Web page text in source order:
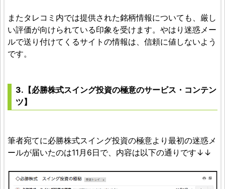
またタレコミ内では提供された銘柄情報についても、厳し
い評価が向けられている印象を受けます。やはり迷惑メー
ルで送り付けてくるサイトの情報は、信頼に値しないよう
です。
3.【必勝株式スイング投資の極意のサービス・コンテン
ツ】
筆者宛てに必勝株式スイング投資の極意より最初の迷惑メ
ールが届いたのは11月6日で、内容は以下の通りです↓↓